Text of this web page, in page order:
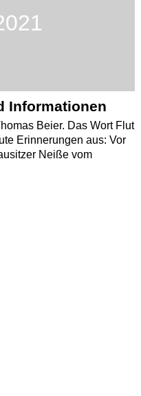
Informationen
Beier. Das Wort Flut
Erinnerungen aus: Vor
Neiße vom